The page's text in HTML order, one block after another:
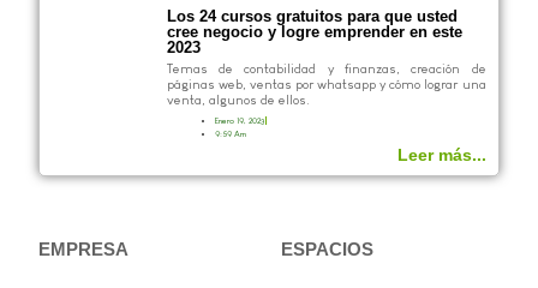
Los 24 cursos gratuitos para que usted
cree negocio y logre emprender en este
2023
Temas de contabilidad y finanzas, creación de
páginas web, ventas por whatsapp y cómo lograr una
venta, algunos de ellos.
Enero 19, 2023
9:59 Am
Leer más...
EMPRESA ESPACIOS